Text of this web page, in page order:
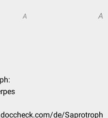
A A
de/Saprotroph